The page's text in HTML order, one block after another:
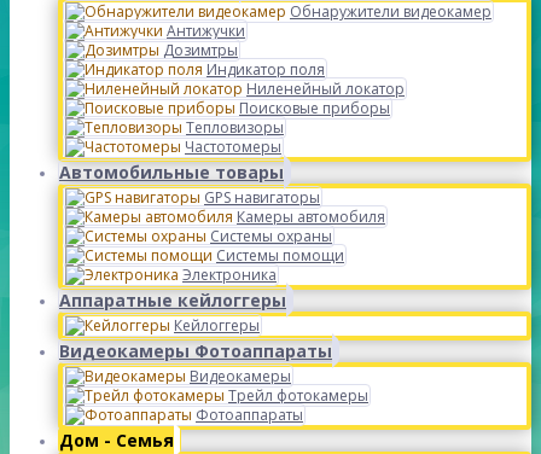
Обнаружители видеокамер
Антижучки
Дозимтры
Индикатор поля
Ниленейный локатор
Поисковые приборы
Тепловизоры
Частотомеры
Автомобильные товары
GPS навигаторы
Камеры автомобиля
Системы охраны
Системы помощи
Электроника
Аппаратные кейлоггеры
Кейлоггеры
Видеокамеры Фотоаппараты
Видеокамеры
Трейл фотокамеры
Фотоаппараты
Дом - Семья